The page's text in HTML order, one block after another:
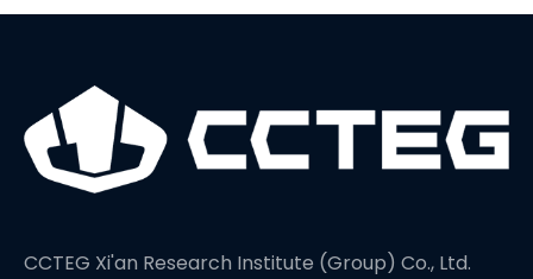
CCTEG Xi'an Research Institute (Group) Co., Ltd.